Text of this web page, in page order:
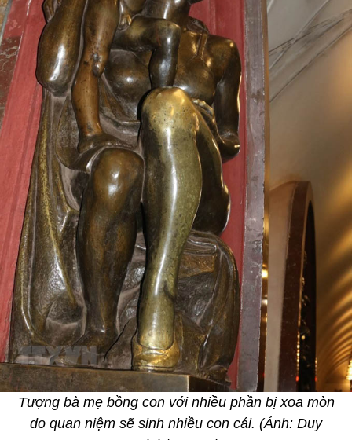
Tượng bà mẹ bồng con với nhiều phần bị xoa mòn
do quan niệm sẽ sinh nhiều con cái. (Ảnh: Duy